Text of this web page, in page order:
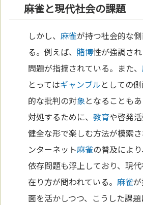
麻雀と現代社会の課題
しかし、麻雀が持つ社会的な
る。例えば、 賭博性が強調さ
問題が指摘されている。また、
とってはギャンブルとしての
的な批判の対象となることも
対処するために、教育や啓発
健全な形で楽しむ方法が模索
ンターネット麻雀の普及によ
依存問題も浮上しており、現
在り方が問われている。麻雀
面を活かしつつ、こうした課